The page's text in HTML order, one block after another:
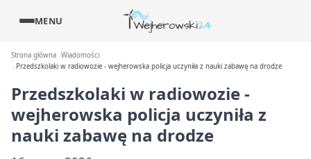
MENU
Strona główna Wiadomości
Przedszkolaki w radiowozie - wejherowska policja uczyniła z nauki zabawę na drodze
Przedszkolaki w radiowozie -
wejherowska policja uczyniła z
nauki zabawę na drodze